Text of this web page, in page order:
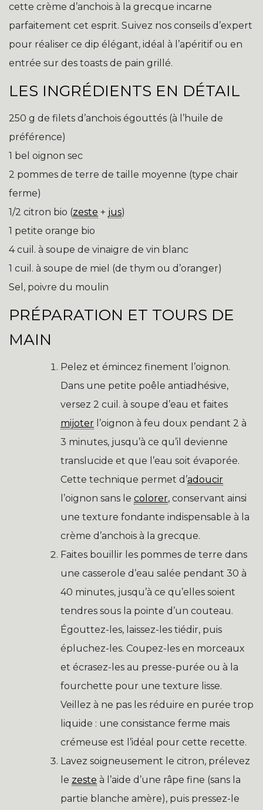
cette crème d’anchois à la grecque incarne
parfaitement cet esprit. Suivez nos conseils d’expert
pour réaliser ce dip élégant, idéal à l’apéritif ou en
entrée sur des toasts de pain grillé.
LES INGRÉDIENTS EN DÉTAIL
250 g de filets d’anchois égouttés (à l’huile de
préférence)
1 bel oignon sec
2 pommes de terre de taille moyenne (type chair
ferme)
1/2 citron bio (zeste + jus)
1 petite orange bio
4 cuil. à soupe de vinaigre de vin blanc
1 cuil. à soupe de miel (de thym ou d’oranger)
Sel, poivre du moulin
PRÉPARATION ET TOURS DE
MAIN
Pelez et émincez finement l’oignon.
Dans une petite poêle antiadhésive,
versez 2 cuil. à soupe d’eau et faites
mijoter l’oignon à feu doux pendant 2 à
3 minutes, jusqu’à ce qu’il devienne
translucide et que l’eau soit évaporée.
Cette technique permet d’adoucir
l’oignon sans le colorer, conservant ainsi
une texture fondante indispensable à la
crème d’anchois à la grecque.
Faites bouillir les pommes de terre dans
une casserole d’eau salée pendant 30 à
40 minutes, jusqu’à ce qu’elles soient
tendres sous la pointe d’un couteau.
Égouttez-les, laissez-les tiédir, puis
épluchez-les. Coupez-les en morceaux
et écrasez-les au presse-purée ou à la
fourchette pour une texture lisse.
Veillez à ne pas les réduire en purée trop
liquide : une consistance ferme mais
crémeuse est l’idéal pour cette recette.
Lavez soigneusement le citron, prélevez
le zeste à l’aide d’une râpe fine (sans la
partie blanche amère), puis pressez-le